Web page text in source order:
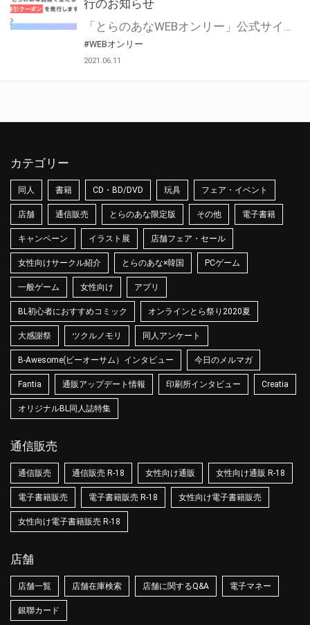
行のお知らせ
「とらのあなWEBオンリー」公式サイトでとらのあな通販の「割引クーポン」を配布中！ イベントごとに開催当日限定で使える割引クーポンのシリアルコードを発行します。 とらのあなWEBオンリーのページをチェックして、イベント当日にお得にお買い物を楽しみましょう♪ ※本キャンペーンは予告なく終了する場合がございます。 とらのあなWEBオンリーサイトはこちら
#WEBオンリー
2021.06.11
カテゴリー
同人 書籍 CD・BD/DVD 玩具 フェア・イベント
店舗 通信販売 とらのあな限定版 その他 電子書籍
キャンペーン イラスト展 店舗フェア・セール
女性向けサークル紹介 とらのあな×韓国 PCゲーム
一般ゲーム 女性向け アプリ
BL初心者におすすめコミック オンラインとら祭り2020夏
大感謝祭 ツクルノモリ 同人アンケート
B-Awesome(ビーオーサム）インタビュー 今日のメルマガ
Fantia 通販アップデート情報 印刷所インタビュー Creatia
オリジナルBL同人誌特集
通信販売
通信販売 通信販売 R-18 女性向け通販 女性向け通販 R-18
電子書籍販売 電子書籍販売 R-18 女性向け電子書籍販売
女性向け電子書籍販売 R-18
店舗
店舗一覧 店舗在庫検索 店舗に関するQ&A 電子マネー
銀聯カード